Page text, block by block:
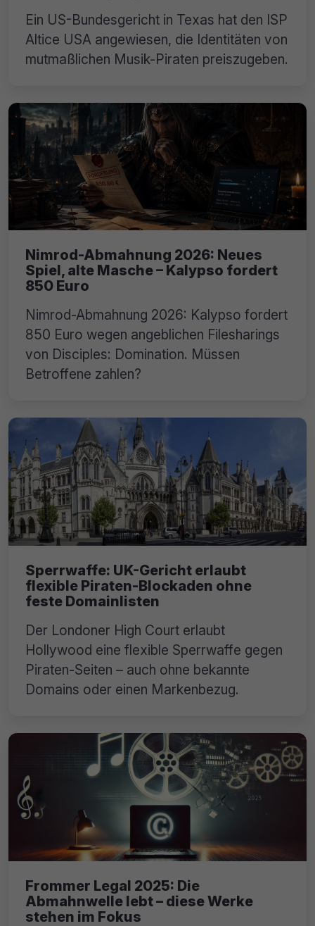
Ein US-Bundesgericht in Texas hat den ISP
Altice USA angewiesen, die Identitäten von
mutmaßlichen Musik-Piraten preiszugeben.
Nimrod-Abmahnung 2026: Neues
Spiel, alte Masche – Kalypso fordert
850 Euro
Nimrod-Abmahnung 2026: Kalypso fordert
850 Euro wegen angeblichen Filesharings
von Disciples: Domination. Müssen
Betroffene zahlen?
Sperrwaffe: UK-Gericht erlaubt
flexible Piraten-Blockaden ohne
feste Domainlisten
Der Londoner High Court erlaubt
Hollywood eine flexible Sperrwaffe gegen
Piraten-Seiten – auch ohne bekannte
Domains oder einen Markenbezug.
Frommer Legal 2025: Die
Abmahnwelle lebt – diese Werke
stehen im Fokus